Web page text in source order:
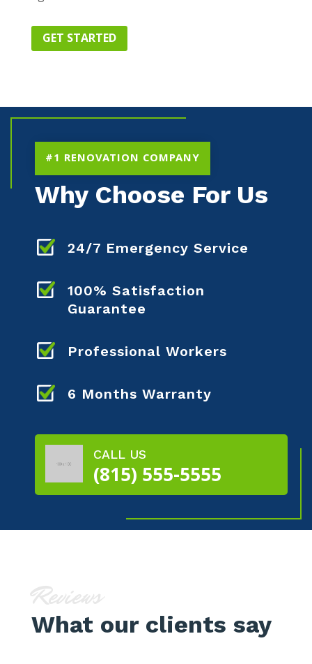
GET STARTED
#1 RENOVATION COMPANY
Why Choose For Us
24/7 Emergency Service
100% Satisfaction
Guarantee
Professional Workers
6 Months Warranty
CALL US
(815) 555-5555
What our clients say